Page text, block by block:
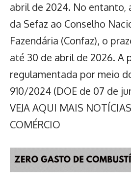
abril de 2024. No entanto,
da Sefaz ao Conselho
Fazendária (Confaz), o
até 30 de abril de 2026. A
regulamentada por meio
910/2024 (DOE de 07 de
VEJA AQUI MAIS
COMÉRCIO